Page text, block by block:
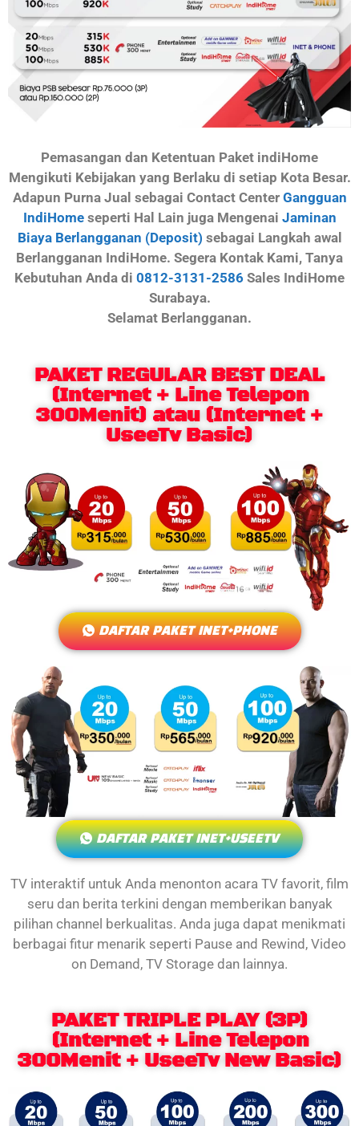
Pemasangan dan Ketentuan Paket indiHome
Mengikuti Kebijakan yang Berlaku di setiap Kota Besar.
Adapun Purna Jual sebagai Contact Center Gangguan
IndiHomeseperti Hal Lain juga Mengenai Jaminan
Biaya Berlangganan (Deposit) sebagai Langkah awal
Berlangganan IndiHome. Segera Kontak Kami, Tanya
Kebutuhan Anda di 0812-3131-2586 Sales IndiHome
Surabaya.
Selamat Berlangganan.
PAKET REGULAR BEST DEAL
(Internet + Line Telepon
300Menit) atau (Internet +
UseeTv Basic)
DAFTAR PAKET INET+PHONE
DAFTAR PAKET INET+USEETV
TV interaktif untuk Anda menonton acara TV favorit, film
seru dan berita terkini dengan memberikan banyak
pilihan channel berkualitas. Anda juga dapat menikmati
berbagai fitur menarik seperti Pause and Rewind, Video
on Demand, TV Storage dan lainnya.
PAKET TRIPLE PLAY (3P)
(Internet + Line Telepon
300Menit + UseeTv New Basic)